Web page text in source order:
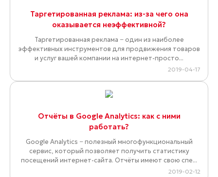
Таргетированная реклама: из-за чего она
оказывается неэффективной?
Таргетированная реклама − один из наиболее
эффективных инструментов для продвижения товаров
и услуг вашей компании на интернет-просто...
2019-04-17
Отчёты в Google Analytics: как с ними
работать?
Google Analytics − полезный многофункциональный
сервис, который позволяет получить статистику
посещений интернет-сайта. Отчёты имеют свою спе...
2019-02-12